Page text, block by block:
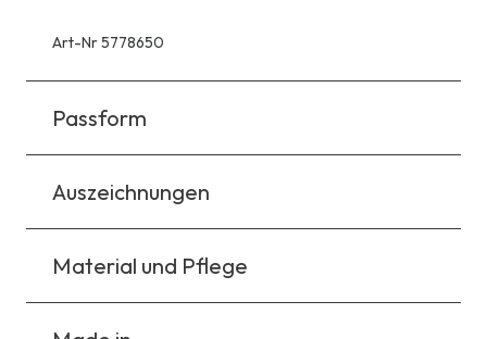
Art-Nr 5778650
Passform
Auszeichnungen
Material und Pflege